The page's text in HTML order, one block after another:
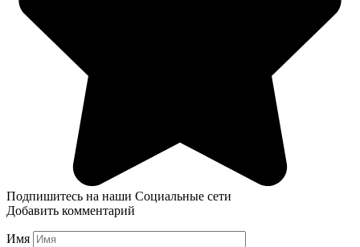
Подпишитесь на наши Социальные сети
Добавить комментарий
Имя